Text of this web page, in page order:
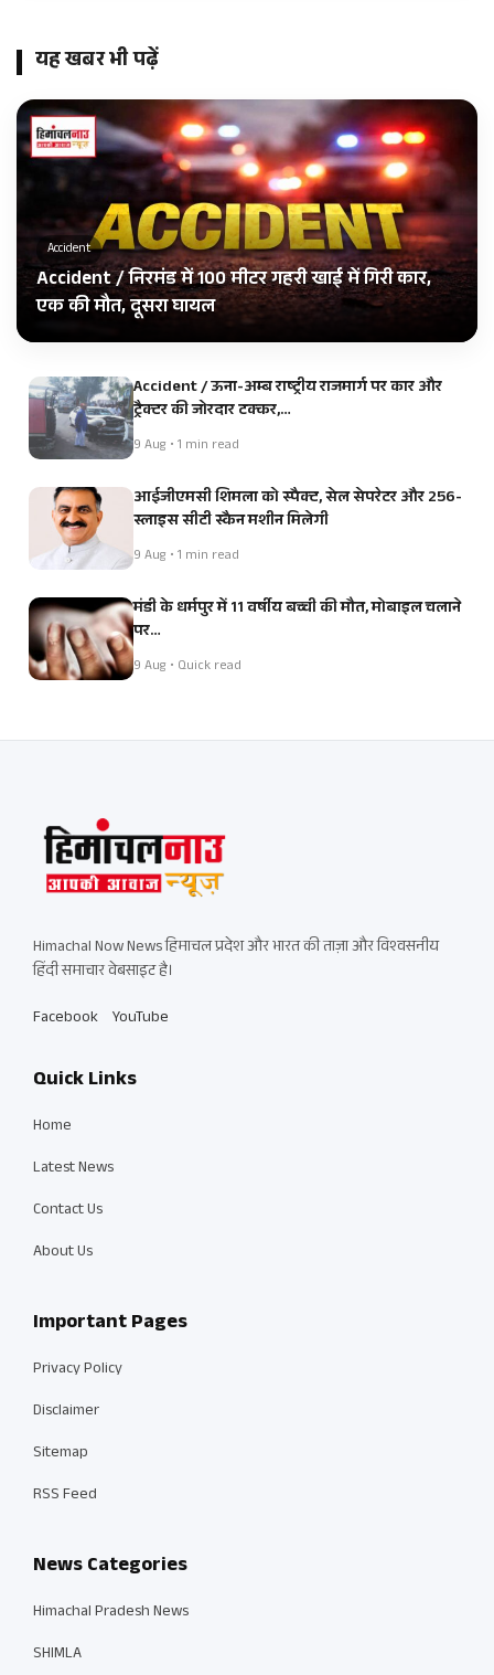
यह खबर भी पढ़ें
Accident
Accident / निरमंड में 100 मीटर गहरी खाई में गिरी कार,
एक की मौत, दूसरा घायल
Accident / ऊना-अम्ब राष्ट्रीय राजमार्ग पर कार और
ट्रैक्टर की जोरदार टक्कर,…
9 Aug • 1 min read
आईजीएमसी शिमला को स्पैक्ट, सेल सेपरेटर और 256-
स्लाइस सीटी स्कैन मशीन मिलेगी
9 Aug • 1 min read
मंडी के धर्मपुर में 11 वर्षीय बच्ची की मौत, मोबाइल चलाने
पर…
9 Aug • Quick read
Himachal Now News हिमाचल प्रदेश और भारत की ताज़ा और विश्वसनीय
हिंदी समाचार वेबसाइट है।
Facebook YouTube
Quick Links
Home
Latest News
Contact Us
About Us
Important Pages
Privacy Policy
Disclaimer
Sitemap
RSS Feed
News Categories
Himachal Pradesh News
SHIMLA